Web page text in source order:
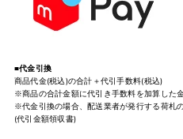
■代金引換
商品代金(税込)の合計＋代引手数料(税込)
※商品の合計金額に代引き手数料を加算した
※代金引換の場合、配送業者が発行する荷札
(代引金額領収書)